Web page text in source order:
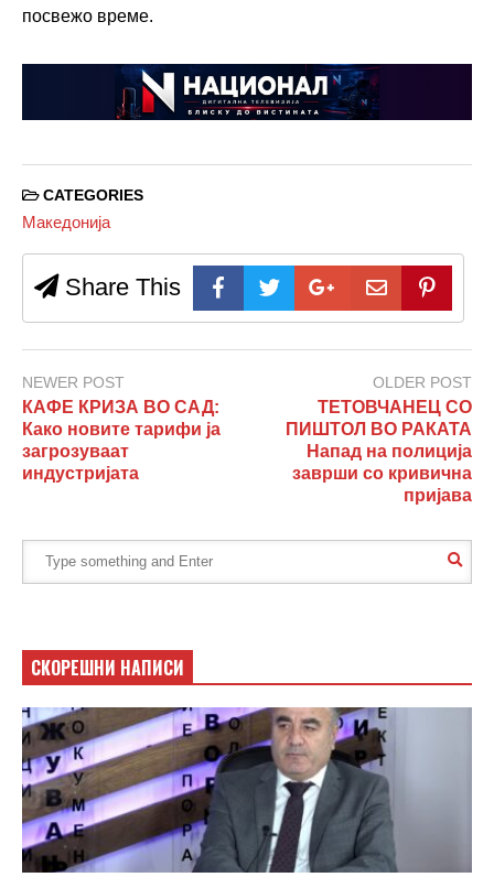
посвежо време.
CATEGORIES
Македонија
Share This
NEWER POST
КАФЕ КРИЗА ВО САД:
Како новите тарифи ја
загрозуваат
индустријата
OLDER POST
ТЕТОВЧАНЕЦ СО
ПИШТОЛ ВО РАКАТА
Напад на полиција
заврши со кривична
пријава
СКОРЕШНИ НАПИСИ